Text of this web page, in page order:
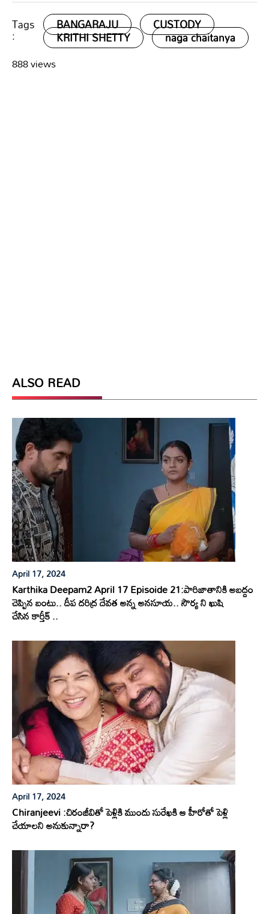
Tags
:
BANGARAJU CUSTODY
KRITHI SHETTY naga chaitanya
888 views
ALSO READ
April 17, 2024
Karthika Deepam2 April 17 Episoide 21:పారిజాతానికి అబద్దం
చెప్పిన బంటు.. దీప దరిద్ర దేవత అన్న అనసూయ.. సౌర్య ని ఖుషి
చేసిన కార్తీక్ ..
April 17, 2024
Chiranjeevi :చిరంజీవితో పెళ్లికి ముందు సురేఖకి ఆ హీరోతో పెళ్లి
చేయాలని అనుకున్నారా?